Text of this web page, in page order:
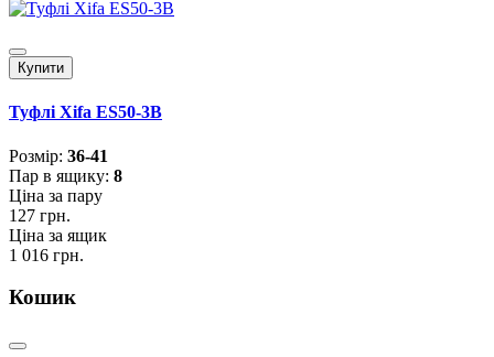
Купити
Туфлі Xifa ES50-3B
Розмiр: 36-41
Пар в ящику: 8
Ціна за пару
127 грн.
Ціна за ящик
1 016 грн.
Кошик